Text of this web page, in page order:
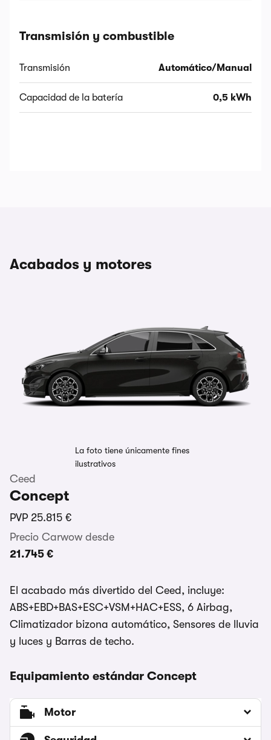
Transmisión y combustible
Transmisión Automático/Manual
Capacidad de la batería 0,5 kWh
Acabados y motores
La foto tiene únicamente fines
ilustrativos
Ceed
Concept
PVP 25.815 €
Precio Carwow desde
21.745 €
El acabado más divertido del Ceed, incluye:
ABS+EBD+BAS+ESC+VSM+HAC+ESS, 6 Airbag,
Climatizador bizona automático, Sensores de lluvia
y luces y Barras de techo.
Equipamiento estándar Concept
Motor